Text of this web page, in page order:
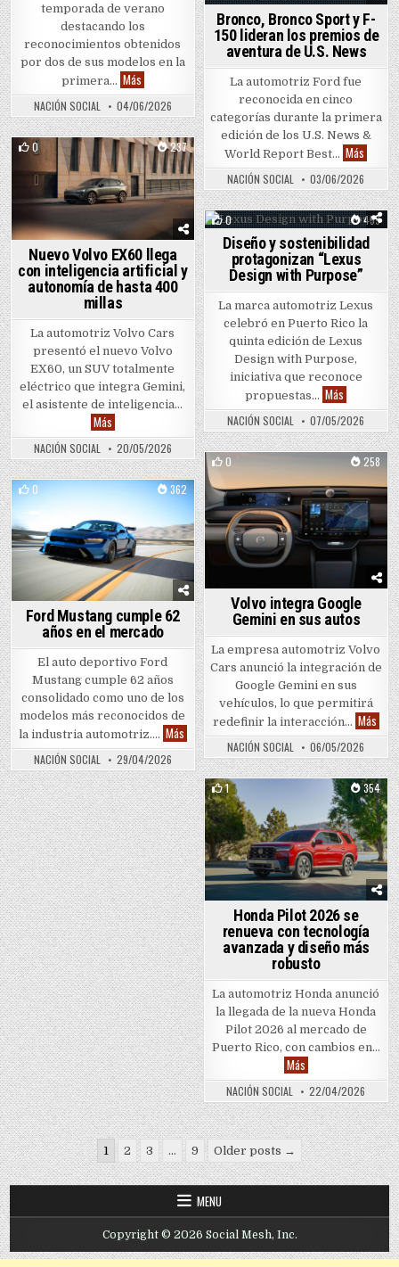
temporada de verano
destacando los
reconocimientos obtenidos
por dos de sus modelos en la
primera… MásNissan Puerto Rico lanza “Mi Nissan, Mi Isla” con
NACIÓN SOCIAL 04/06/2026
Bronco, Bronco Sport y F-
150 lideran los premios de
aventura de U.S. News
La automotriz Ford fue
reconocida en cinco
categorías durante la primera
edición de los U.S. News &
World Report Best… Más
NACIÓN SOCIAL 03/06/2026
0 237
Posted in
Nuevo Volvo EX60 llega
con inteligencia artificial y
autonomía de hasta 400
millas
La automotriz Volvo Cars
presentó el nuevo Volvo
EX60, un SUV totalmente
eléctrico que integra Gemini,
el asistente de inteligencia…
MásNuevo Volvo EX60 llega con inteligencia artificial y autonomía
NACIÓN SOCIAL 20/05/2026
0 459
Posted in
Diseño y sostenibilidad
protagonizan “Lexus
Design with Purpose”
La marca automotriz Lexus
celebró en Puerto Rico la
quinta edición de Lexus
Design with Purpose,
iniciativa que reconoce
propuestas… Más Diseño y
NACIÓN SOCIAL 07/05/2026
0 258
Posted in
Volvo integra Google
Gemini en sus autos
La empresa automotriz Volvo
Cars anunció la integración de
Google Gemini en sus
vehículos, lo que permitirá
redefinir la interacción… Más
NACIÓN SOCIAL 06/05/2026
0 362
Ford Mustang cumple 62
años en el mercado
El auto deportivo Ford
Mustang cumple 62 años
consolidado como uno de los
modelos más reconocidos de
la industria automotriz…. MásFord Mustang cumple 62 años en el mercado
NACIÓN SOCIAL
29/04/2026
1
354
Posted in
Honda Pilot 2026 se
renueva con tecnología
avanzada y diseño más
robusto
La automotriz Honda anunció
la llegada de la nueva Honda
Pilot 2026 al mercado de
Puerto Rico, con cambios en…
MásHonda Pilot 2026
NACIÓN SOCIAL 22/04/2026
Posts pagination
1 2 3 … 9 Older posts →
MENU
Copyright © 2026 Social Mesh, Inc.